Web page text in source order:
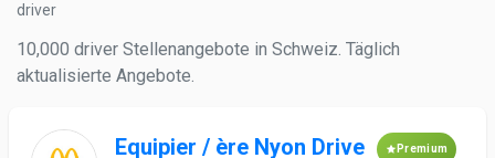
driver
10,000 driver Stellenangebote in Schweiz. Täglich
aktualisierte Angebote.
Equipier / ère Nyon Drive Premium